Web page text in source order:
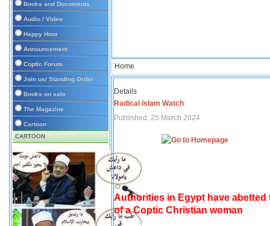
Books and Documents
Audio / Video
Happy Hour
Announcement
Coptic Forum
Join us/ Standing Order
Books on sale
The Magazine
Cartoon
CARTOON
Home
Details
Radical Islam Watch
Published: 25 March 2024
Authorities in Egypt have
of a Coptic Christian woman